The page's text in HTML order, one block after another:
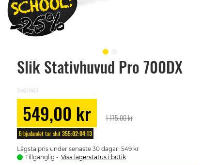
Slik Stativhuvud Pro 700DX
2491063
Price
549,00 kr 1 175,00 kr
Erbjudandet tar slut 355:02:04:13
Lägsta pris under senaste 30 dagar: 549 kr
Tillgänglig
Visa lagerstatus i butik
Skip
images
gallery